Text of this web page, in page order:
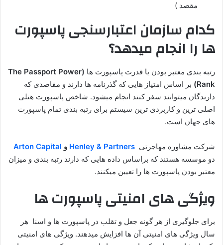
مقصد )
کدام سازمان اعتبارسنجی پاسپورت
ها را انجام میدهد؟
رتبه بندی معتبر بودن یا قدرت پاسپورت ها (The Passport Power
Rank)
بر اساس امتیاز هایی که گذرنامه ها دارند و مقاصدی که
دارندگان میتوانند سفر کنند انجام میشود. شاخص پاسپورت هنلی
اصلی ترین و کاربردی ترین سیستم برای رتبه بندی تمام پاسپورت
های جهان است.
شرکت مشاوره مهاجرتی Henley & Partners و Arton Capital
دو موسسه هستند که براساس داده هایی که دارند رتبه بندی و میزان
معتبر بودن پاسپورت ها را تعیین میکنند.
ویژگی های امنیتی پاسپورت ها
برای جلوگیری از هر گونه جعل و تقلب در پاسپورت ها و اسنا هر
سال ویژگی های امنیتی آن ها افزایش میدهند. ویژگی های امنیتی